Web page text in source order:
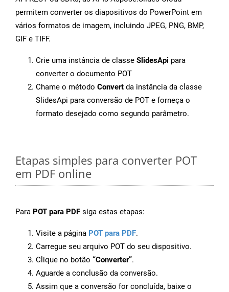
permitem converter os diapositivos do PowerPoint em
vários formatos de imagem, incluindo JPEG, PNG, BMP,
GIF e TIFF.
Crie uma instância de classe SlidesApi para
converter o documento POT
Chame o método Convert da instância da classe
SlidesApi para conversão de POT e forneça o
formato desejado como segundo parâmetro.
Etapas simples para converter POT
em PDF online
Para POT para PDF siga estas etapas:
Visite a página POT para PDF.
Carregue seu arquivo POT do seu dispositivo.
Clique no botão “Converter”.
Aguarde a conclusão da conversão.
Assim que a conversão for concluída, baixe o